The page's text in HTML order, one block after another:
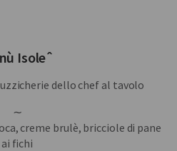
Isoleˆ
dello chef al tavolo
∼
creme brulè, bricciole di pane
ai fichi